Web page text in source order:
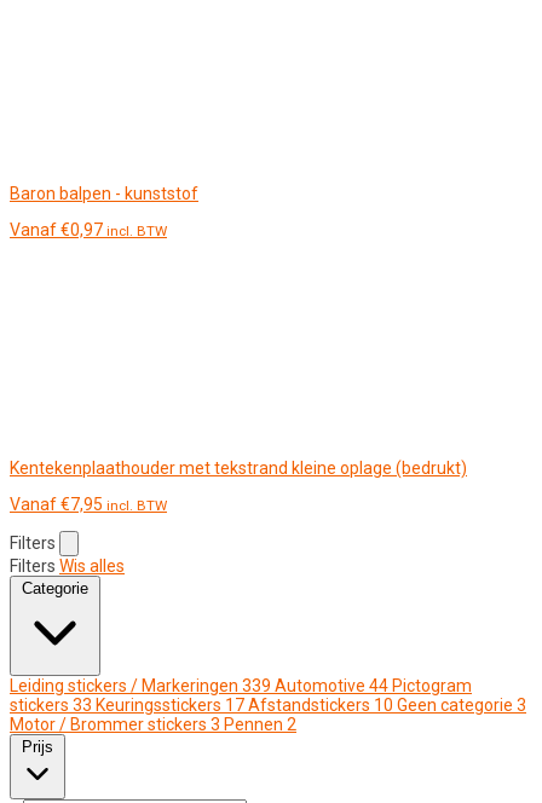
Baron balpen - kunststof
Vanaf€0,97 incl. BTW
Kentekenplaathouder met tekstrand kleine oplage (bedrukt)
Vanaf€7,95 incl. BTW
Filters
Filters Wis alles
Categorie
Leiding stickers / Markeringen 339 Automotive 44 Pictogram
stickers 33 Keuringsstickers 17Afstandstickers 10 Geen categorie 3
Motor / Brommer stickers 3 Pennen 2
Prijs